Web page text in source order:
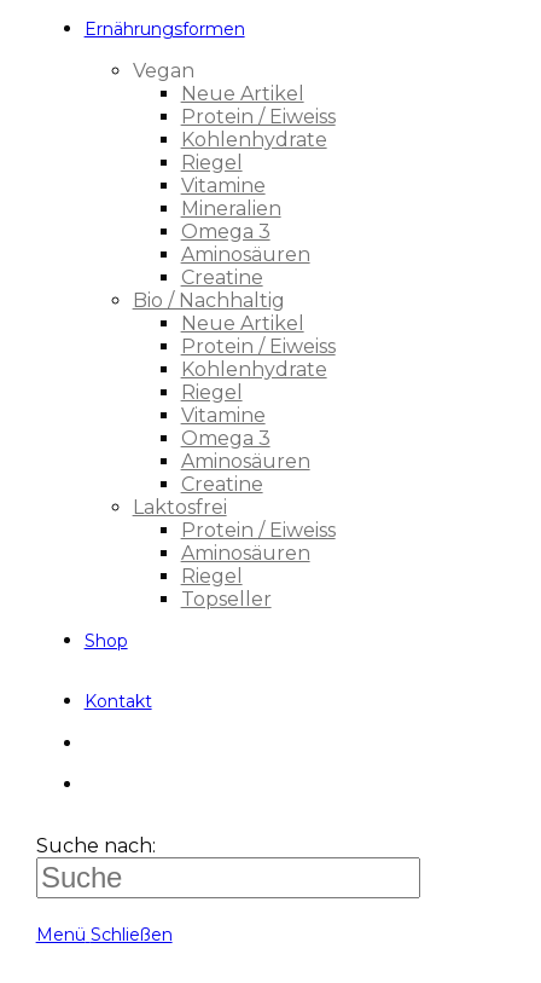
Ernährungsformen
Vegan
Neue Artikel
Protein / Eiweiss
Kohlenhydrate
Riegel
Vitamine
Mineralien
Omega 3
Aminosäuren
Creatine
Bio / Nachhaltig
Neue Artikel
Protein / Eiweiss
Kohlenhydrate
Riegel
Vitamine
Omega 3
Aminosäuren
Creatine
Laktosfrei
Protein / Eiweiss
Aminosäuren
Riegel
Topseller
Shop
Kontakt
Suche nach:
Menü Schließen